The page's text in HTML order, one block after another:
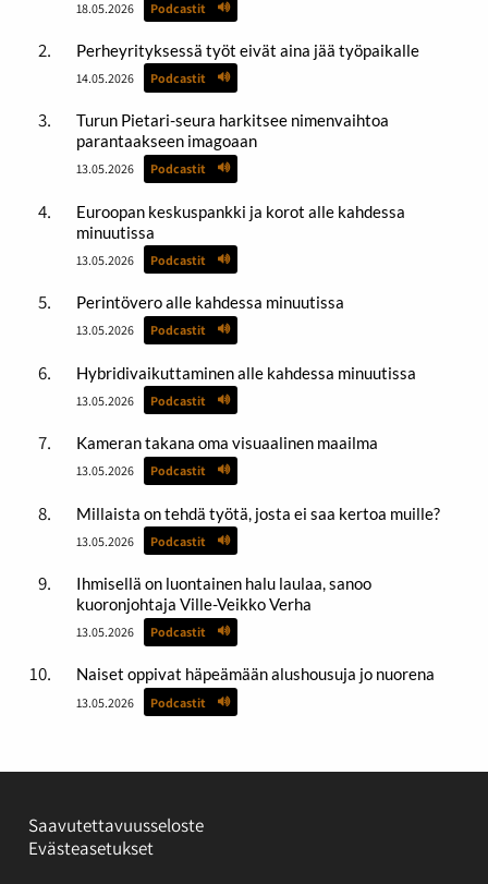
18.05.2026 Podcastit
Perheyrityksessä työt eivät aina jää työpaikalle
14.05.2026 Podcastit
Turun Pietari-seura harkitsee nimenvaihtoa
parantaakseen imagoaan
13.05.2026 Podcastit
Euroopan keskuspankki ja korot alle kahdessa
minuutissa
13.05.2026 Podcastit
Perintövero alle kahdessa minuutissa
13.05.2026 Podcastit
Hybridivaikuttaminen alle kahdessa minuutissa
13.05.2026 Podcastit
Kameran takana oma visuaalinen maailma
13.05.2026 Podcastit
Millaista on tehdä työtä, josta ei saa kertoa muille?
13.05.2026 Podcastit
Ihmisellä on luontainen halu laulaa, sanoo
kuoronjohtaja Ville-Veikko Verha
13.05.2026 Podcastit
Naiset oppivat häpeämään alushousuja jo nuorena
13.05.2026 Podcastit
Saavutettavuusseloste
Evästeasetukset